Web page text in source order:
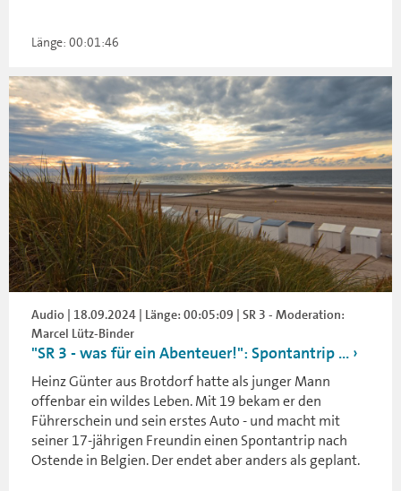
Länge: 00:01:46
Audio | 18.09.2024 | Länge: 00:05:09 | SR 3 - Moderation:
Marcel Lütz-Binder
"SR 3 - was für ein Abenteuer!": Spontantrip ...
Heinz Günter aus Brotdorf hatte als junger Mann
offenbar ein wildes Leben. Mit 19 bekam er den
Führerschein und sein erstes Auto - und macht mit
seiner 17-jährigen Freundin einen Spontantrip nach
Ostende in Belgien. Der endet aber anders als geplant.